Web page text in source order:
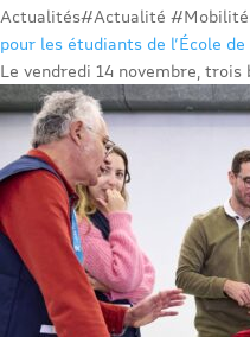
Actualités#Actualité #Mobilité
pour les étudiants de l’École
Le vendredi 14 novembre, trois